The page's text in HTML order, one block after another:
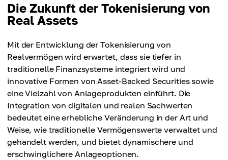
werden komplexe Prozesse wie Kauf, Verkauf und
Übertragung von Immobilienwerten erheblich
optimiert und vereinfacht, wodurch Kosten
gesenkt und die Effizienz gesteigert werden.
von der Akzeptanz und Umsetzung dieser neuen
Form in der Gesellschaft, insbesondere durch
Die RWA-Tokenisierung steht immer noch vor
großen Herausforderungen, darunter die
Bewältigung eines komplizierten Netzes von
Vorschriften in verschiedenen Gerichtsbarkeiten.
Dieser Umstand erhöht auch die Zeit aller
Tokenisierungsprozesse.
Die Zukunft der Tokenisierung von
Real Assets
Mit der Entwicklung der Tokenisierung von
Realvermögen wird erwartet, dass sie tiefer in
traditionelle Finanzsysteme integriert wird und
innovative Formen von Asset-Backed Securities sowie
eine Vielzahl von Anlageprodukten einführt. Die
Integration von digitalen und realen Sachwerten
bedeutet eine erhebliche Veränderung in der Art und
Weise, wie traditionelle Vermögenswerte verwaltet und
gehandelt werden, und bietet dynamischere und
erschwinglichere Anlageoptionen.